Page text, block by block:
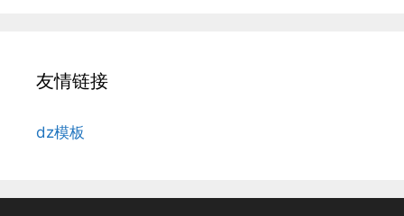
友情链接
dz模板